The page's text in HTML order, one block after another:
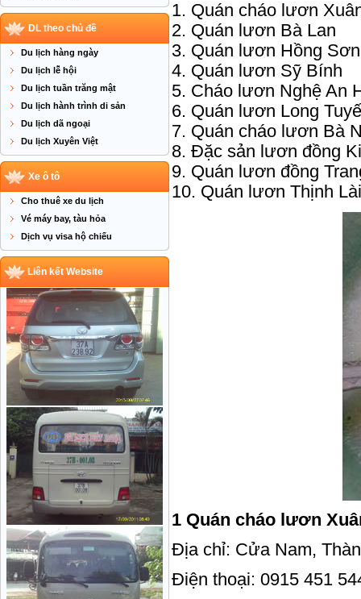
DL theo chủ đề
Du lịch hàng ngày
Du lịch lễ hội
Du lịch tuần trăng mật
Du lịch hành trình di sản
Du lịch dã ngoại
Du lịch Xuyên Việt
Xe ô tô
Cho thuê xe du lịch
Vé máy bay, tàu hỏa
Dịch vụ visa hộ chiếu
Liên kết Website
1. Quán cháo lươn
2. Quán lươn Bà Lan
3. Quán lươn Hồng Sơn
4. Quán lươn Sỹ Bính
5. Cháo lươn Nghệ An
6. Quán lươn Long
7. Quán cháo lươn Bà
8. Đặc sản lươn đồng
9. Quán lươn đồng
10. Quán lươn Thịnh Lài
1 Quán cháo lươn
Địa chỉ: Cửa Nam,
Điện thoại: 0915 451